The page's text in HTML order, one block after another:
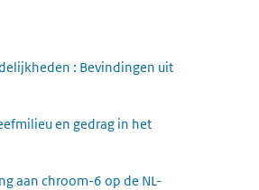
: Bevindingen uit
en gedrag in het
aan chroom-6 op de NL-